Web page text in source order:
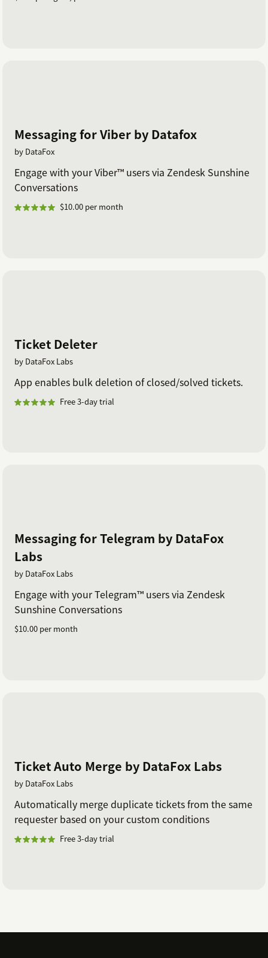
Messaging for Viber by Datafox
by DataFox
Engage with your Viber™ users via Zendesk Sunshine
Conversations
$10.00 per month
Ticket Deleter
by DataFox Labs
App enables bulk deletion of closed/solved tickets.
Free 3-day trial
Messaging for Telegram by DataFox
Labs
by DataFox Labs
Engage with your Telegram™ users via Zendesk
Sunshine Conversations
$10.00 per month
Ticket Auto Merge by DataFox Labs
by DataFox Labs
Automatically merge duplicate tickets from the same
requester based on your custom conditions
Free 3-day trial